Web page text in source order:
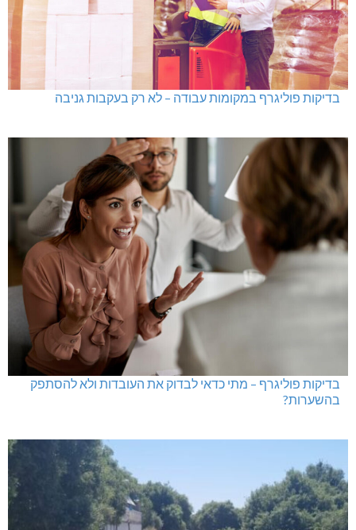
בדיקות פוליגרף במקומות עבודה – לא רק בעקבות גניבה
בדיקות פוליגרף – מתי כדאי לבדוק את העובדות ולא להסתפק
בהשערות?